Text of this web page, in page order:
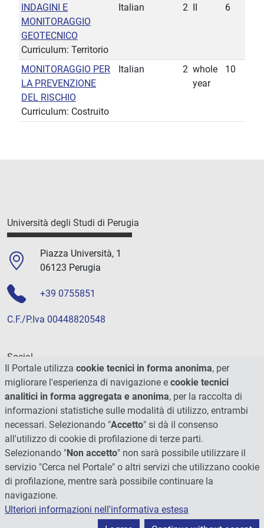
INDAGINI E
MONITORAGGIO
GEOTECNICO
Curriculum: Territorio
Italian 2 6
MONITORAGGIO PER
LA PREVENZIONE
DEL RISCHIO
Curriculum: Costruito
Italian 2 whole
year
10
Università degli Studi di Perugia
Piazza Università, 1
06123 Perugia
+39 0755851
C.F./P.Iva 00448820548
Social
Il Portale utilizza cookie tecnici in forma anonima, per
migliorare l'esperienza di navigazione e cookie tecnici
analitici in forma aggregata e anonima, per la raccolta di
informazioni statistiche sulle modalità di utilizzo, entrambi
necessari. Selezionando "Accetto" si dà il consenso
all'utilizzo di cookie di profilazione di terze parti.
Selezionando "Non accetto" non sarà possibile utilizzare il
servizio "Cerca nel Portale" o altri servizi che utilizzano cookie
di profilazione, mentre sarà possibile continuare la
navigazione.
Ulteriori informazioni nell'informativa estesa